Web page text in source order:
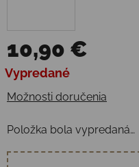
10,90 €
Jednotková cena:
Vypredané
Možnosti doručenia
Položka bola vypredaná…